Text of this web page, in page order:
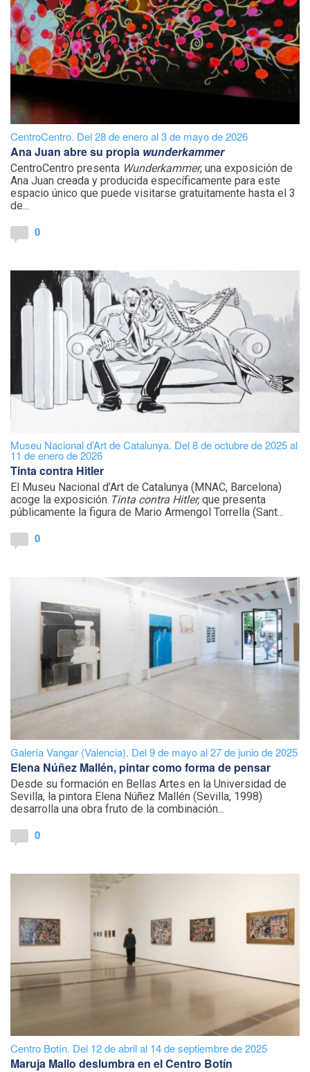
CentroCentro. Del 28 de enero al 3 de mayo de 2026
Ana Juan abre su propia wunderkammer
CentroCentro presenta Wunderkammer, una exposición de
Ana Juan creada y producida específicamente para este
espacio único que puede visitarse gratuitamente hasta el 3
de...
0
Museu Nacional d’Art de Catalunya. Del 8 de octubre de 2025 al
11 de enero de 2026
Tinta contra Hitler
El Museu Nacional d’Art de Catalunya (MNAC, Barcelona)
acoge la exposición Tinta contra Hitler,que presenta
públicamente la figura de Mario Armengol Torrella (Sant...
0
Galería Vangar (Valencia). Del 9 de mayo al 27 de junio de 2025
Elena Núñez Mallén, pintar como forma de pensar
Desde su formación en Bellas Artes en la Universidad de
Sevilla, la pintora Elena Núñez Mallén (Sevilla, 1998)
desarrolla una obra fruto de la combinación...
0
Centro Botín. Del 12 de abril al 14 de septiembre de 2025
Maruja Mallo deslumbra en el Centro Botín